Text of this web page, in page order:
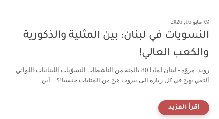
مايو 16, 2026
النسويات في لبنان: بين المثلية والذكورية
والكعب العالي!
رويدا مروّه - لبنان لماذا 80 بالمئة من الناشطات النسوّيات اللبنانيات اللواتي
ألتقي بهنّ في كل زيارة الى بيروت هنّ من المثليات جنسيا!؟... أين...